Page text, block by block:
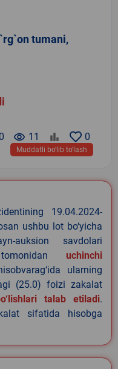
tumani,
0
remove_red_eye 11
0
Muddatli bo‘lib to‘lash
19.04.2024-
ushbu lot bo‘yicha
auksion savdolari
uchinchi
ularning
(25.0) foizi zakalat
talab etiladi.
sifatida hisobga